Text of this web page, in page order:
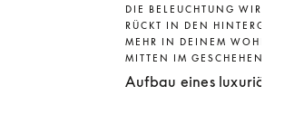
DIE BELEUCHTUNG WIRD
RÜCKT IN DEN
MEHR IN DEINEM
MITTEN IM GESCHEHEN.
Aufbau eines luxuriösen